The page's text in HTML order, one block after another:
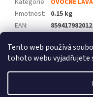
Tento web používá
tohoto webu vyjadřujete
Kategorie: OVOCNÉ
Hmotnost:
0.15 kg
EAN: